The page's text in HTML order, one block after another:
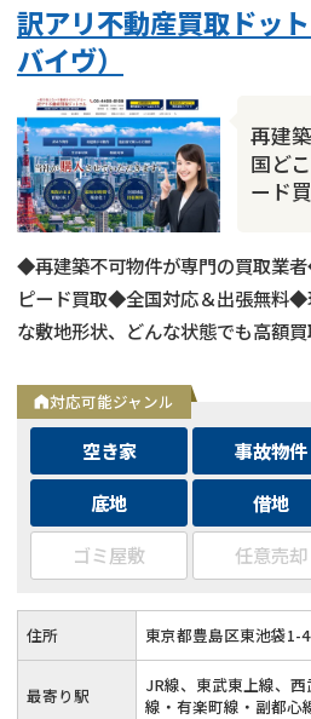
訳アリ不動産買取ドッ
バイヴ）
再建
国ど
ード
◆再建築不可物件が専門の買取業
ピード買取◆全国対応＆出張無料
な敷地形状、どんな状態でも高額
トップ対応◆無料査定＆相談はフ
対応可能ジャンル
空き家 事故物件
底地
借地
ゴミ屋敷
任意売却
住所 東京都豊島区東池袋1-
最寄り駅
JR線、東武東上線、
線・有楽町線・副都心